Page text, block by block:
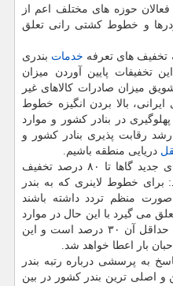
فعالان حوزه های مختلف اعم از
و خطوط كشتی رانی تعلق
تخفیف های تعرفه خدمات بندری
این تخفیفات پایین آوردن میزان
میزان صادرات كالاهای غیر
ایرانی، بالا بردن انگیزه خطوط
در بنادر كشور و موارد
رقابت پذیری بنادر كشور و
دریایی منطقه باشیم.
وی با اشاره به اینكه در تعرفه های جدید گاها تا ۸۰ درصد تخفیف
برای خطوط لاینری كه به بندر
صورت منظم تردد داشته باشند
تخفیف (۸۰ درصد) تعلق می گیرد با این حال در موارد
و بنادر دیگر تخفیف هایی داریم كه حداقل آن ۳۰ درصد است و این
بار اعطا خواهد شد.
به پرسشی درباره رتبه بندر
و اصلی ترین بندر كشور در بین